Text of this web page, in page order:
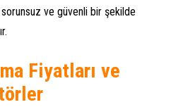
sorunsuz ve güvenli bir şekilde
Fiyatları ve